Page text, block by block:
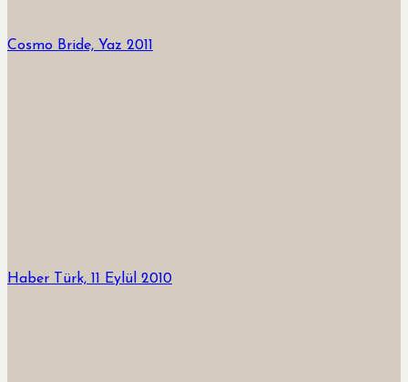
Cosmo Bride, Yaz 2011
Haber Türk, 11 Eylül 2010